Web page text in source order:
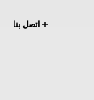
اتصل بنا